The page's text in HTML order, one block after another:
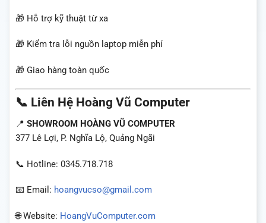
🎁 Hỗ trợ kỹ thuật từ xa
🎁 Kiểm tra lỗi nguồn laptop miễn phí
🎁 Giao hàng toàn quốc
📞 Liên Hệ Hoàng Vũ Computer
📍 SHOWROOM HOÀNG VŨ COMPUTER
377 Lê Lợi, P. Nghĩa Lộ, Quảng Ngãi
📞 Hotline: 0345.718.718
📧 Email: hoangvucso@gmail.com
🌐 Website: HoangVuComputer.com